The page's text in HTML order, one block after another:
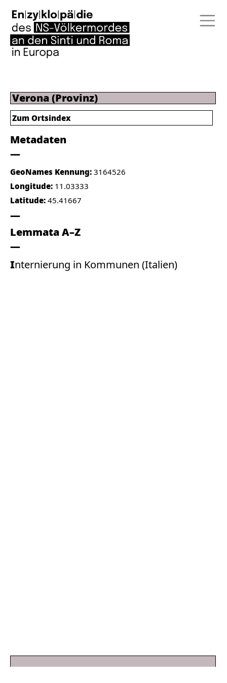
Verona (Provinz)
Metadaten
GeoNames Kennung: 3164526
Longitude: 11.03333
Latitude: 45.41667
Lemmata A–Z
Internierung in Kommunen (Italien)
Zum Ortsindex